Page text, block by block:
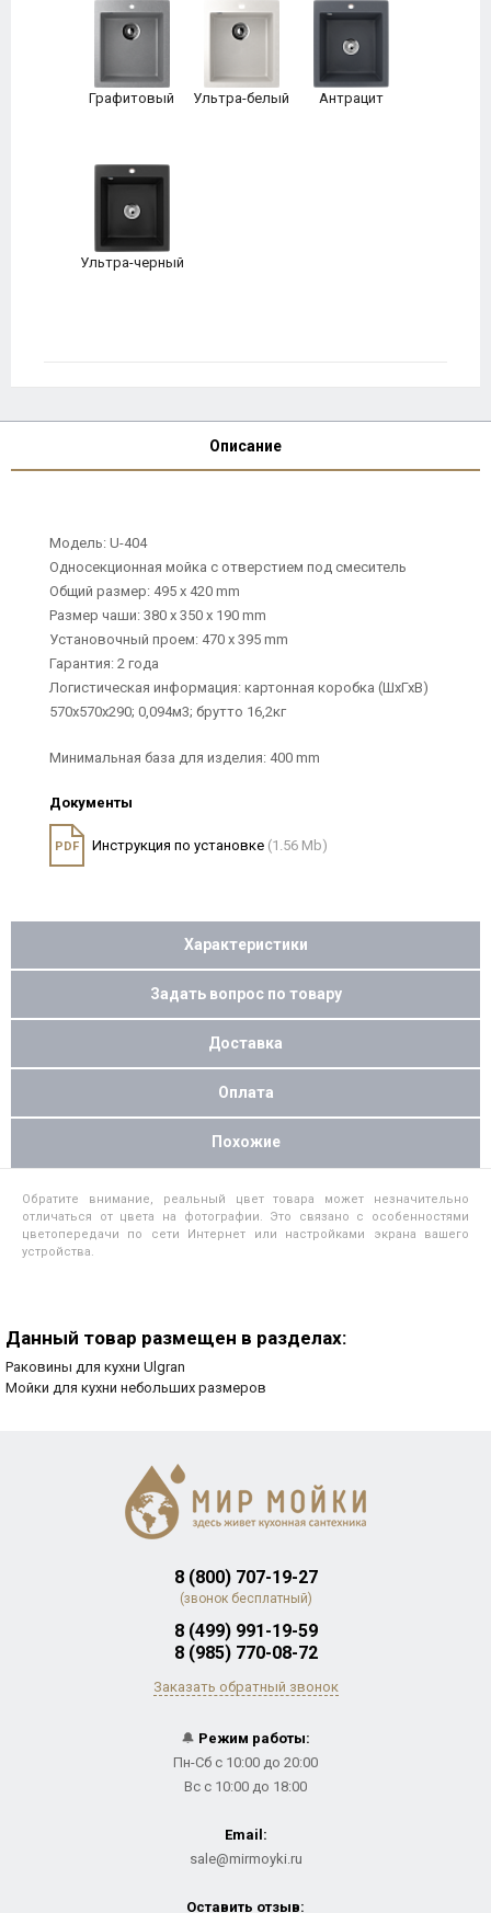
Графитовый Ультра-белый Антрацит
Ультра-черный
Описание
Модель: U-404
Односекционная мойка с отверстием под смеситель
Общий размер: 495 х 420 mm
Размер чаши: 380 х 350 х 190 mm
Установочный проем: 470 х 395 mm
Гарантия: 2 года
Логистическая информация: картонная коробка (ШхГхВ)
570х570х290; 0,094м3; брутто 16,2кг
Минимальная база для изделия: 400 mm
Документы
PDF Инструкция по установке (1.56 Mb)
Характеристики
Задать вопрос по товару
Доставка
Оплата
Похожие
Обратите внимание, реальный цвет товара может незначительно
отличаться от цвета на фотографии. Это связано с особенностями
цветопередачи по сети Интернет или настройками экрана вашего
устройства.
Данный товар размещен в разделах:
Раковины для кухни Ulgran
Мойки для кухни небольших размеров
8 (800) 707-19-27
(звонок бесплатный)
8 (499) 991-19-59
8 (985) 770-08-72
Заказать обратный звонок
🔔 Режим работы:
Пн-Сб с 10:00 до 20:00
Вс с 10:00 до 18:00
Email:
sale@mirmoyki.ru
Оставить отзыв: